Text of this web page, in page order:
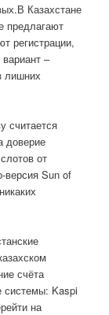
Казахстане
предлагают
регистрации,
–
лишних
считается
доверие
от
Sun of
счёта
системы: Kaspi
на